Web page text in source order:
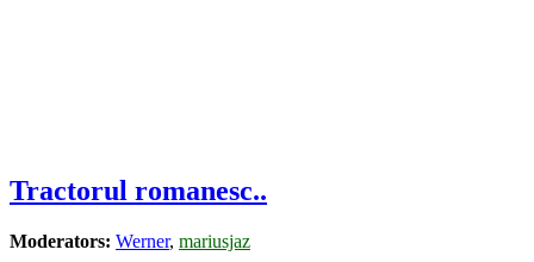
Tractorul romanesc..
Moderators: Werner, mariusjaz